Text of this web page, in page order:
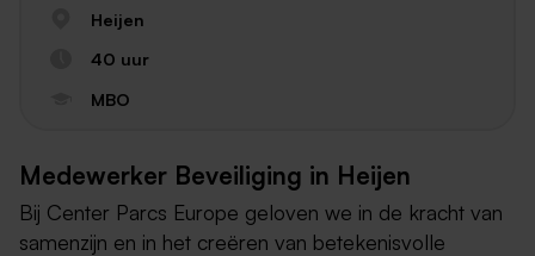
Heijen
40 uur
MBO
Medewerker Beveiliging in Heijen
Bij Center Parcs Europe geloven we in de kracht van
samenzijn en in het creëren van betekenisvolle